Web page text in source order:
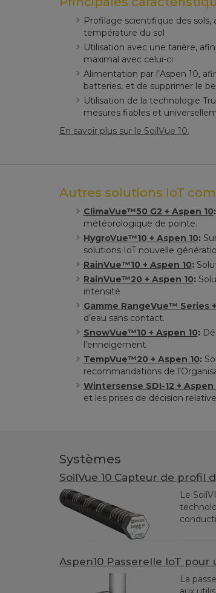
Profilage scientifique des sols,
température du sol
Utilisation avec une tarière,
maximal avec celui-ci
Alimentation par l’Aspen 10,
batteries, et de supprimer le
Utilisation de la technologie
mesures fiables et
En savoir plus sur le SoilVue 10.
Autres solutions IoT
ClimaVue™50 G2 + Aspen 10:
météorologique de pointe.
HygroVue™10 + Aspen 10:
solutions IoT nouvelle
RainVue™10 + Aspen 10:
RainVue™20 + Aspen 10:
intensité
Gamme RangeVue™ Series
d’eau sans contact.
SnowVue™10 + Aspen 10:
l’enneigement.
TempVue™20 + Aspen 10:
recommandations de
Wintersense SDI-12 + Aspen
et les prises de décision
Systèmes
SoilVue 10 Capteur de profil
Le
Aspen10 Passerelle IoT pour
La